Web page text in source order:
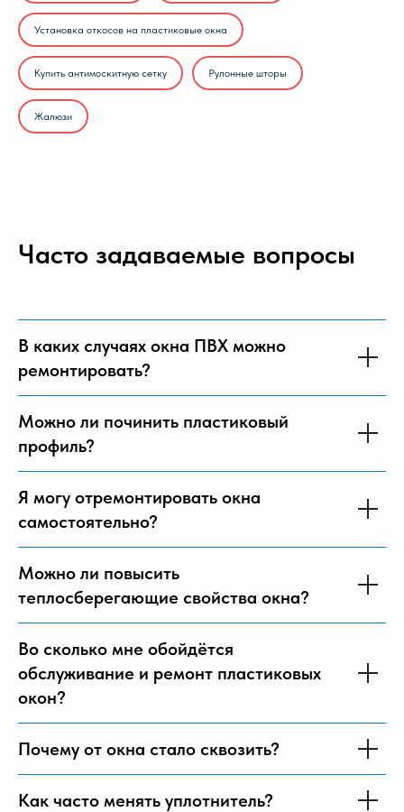
Установка откосов на пластиковые окна
Купить антимоскитную сетку Рулонные шторы
Жалюзи
Часто задаваемые вопросы
В каких случаях окна ПВХ можно
ремонтировать?
Можно ли починить пластиковый
профиль?
Я могу отремонтировать окна
самостоятельно?
Можно ли повысить
теплосберегающие свойства окна?
Во сколько мне обойдётся
обслуживание и ремонт пластиковых
окон?
Почему от окна стало сквозить?
Как часто менять уплотнитель?